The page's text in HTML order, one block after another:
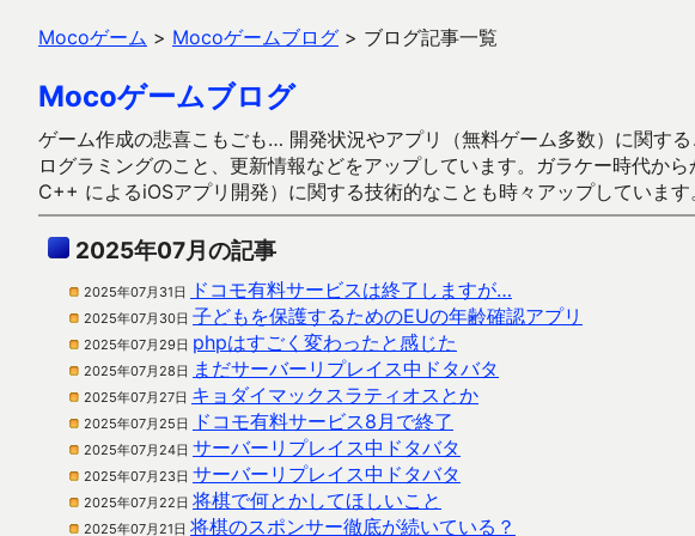
Mocoゲーム > Mocoゲームブログ > ブログ記事一覧
Mocoゲームブログ
ゲーム作成の悲喜こもごも… 開発状況やアプリ（無料ゲーム多数）に関す
ログラミングのこと、更新情報などをアップしています。ガラケー時代
C++ によるiOSアプリ開発）に関する技術的なことも時々アップしています
2025年07月の記事
2025年07月31日 ドコモ有料サービスは終了しますが…
2025年07月30日 子どもを保護するためのEUの年齢確認アプリ
2025年07月29日 phpはすごく変わったと感じた
2025年07月28日 まだサーバーリプレイス中ドタバタ
2025年07月27日 キョダイマックスラティオスとか
2025年07月25日 ドコモ有料サービス8月で終了
2025年07月24日 サーバーリプレイス中ドタバタ
2025年07月23日 サーバーリプレイス中ドタバタ
2025年07月22日 将棋で何とかしてほしいこと
2025年07月21日 将棋のスポンサー徹底が続いている？